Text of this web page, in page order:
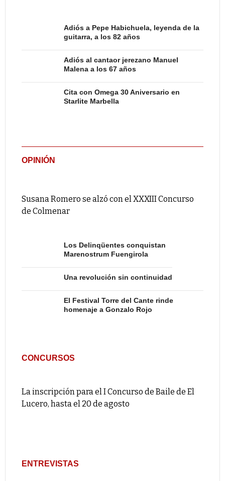
Adiós a Pepe Habichuela, leyenda de la
guitarra, a los 82 años
Adiós al cantaor jerezano Manuel
Malena a los 67 años
Cita con Omega 30 Aniversario en
Starlite Marbella
OPINIÓN
Susana Romero se alzó con el XXXIII Concurso
de Colmenar
Los Delinqüentes conquistan
Marenostrum Fuengirola
Una revolución sin continuidad
El Festival Torre del Cante rinde
homenaje a Gonzalo Rojo
CONCURSOS
La inscripción para el I Concurso de Baile de El
Lucero, hasta el 20 de agosto
ENTREVISTAS